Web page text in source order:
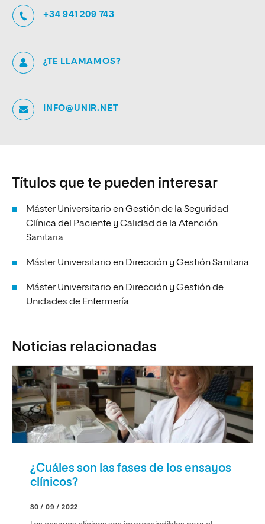
+34 941 209 743
¿TE LLAMAMOS?
INFO@UNIR.NET
Títulos que te pueden interesar
Máster Universitario en Gestión de la Seguridad
Clínica del Paciente y Calidad de la Atención
Sanitaria
Máster Universitario en Dirección y Gestión Sanitaria
Máster Universitario en Dirección y Gestión de
Unidades de Enfermería
Noticias relacionadas
¿Cuáles son las fases de los ensayos
clínicos?
30 / 09 / 2022